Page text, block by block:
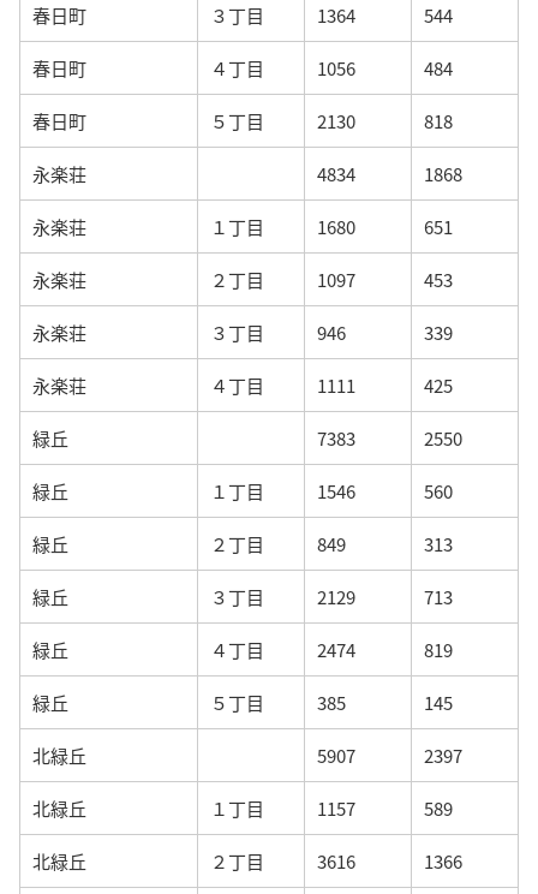
春日町 ３丁目 1364 544
春日町 ４丁目 1056 484
春日町 ５丁目 2130 818
永楽荘 4834 1868
永楽荘 １丁目 1680 651
永楽荘 ２丁目 1097 453
永楽荘 ３丁目 946 339
永楽荘 ４丁目 1111 425
緑丘 7383 2550
緑丘 １丁目 1546 560
緑丘 ２丁目 849 313
緑丘 ３丁目 2129 713
緑丘 ４丁目 2474 819
緑丘 ５丁目 385 145
北緑丘 5907 2397
北緑丘 １丁目 1157 589
北緑丘 ２丁目 3616 1366